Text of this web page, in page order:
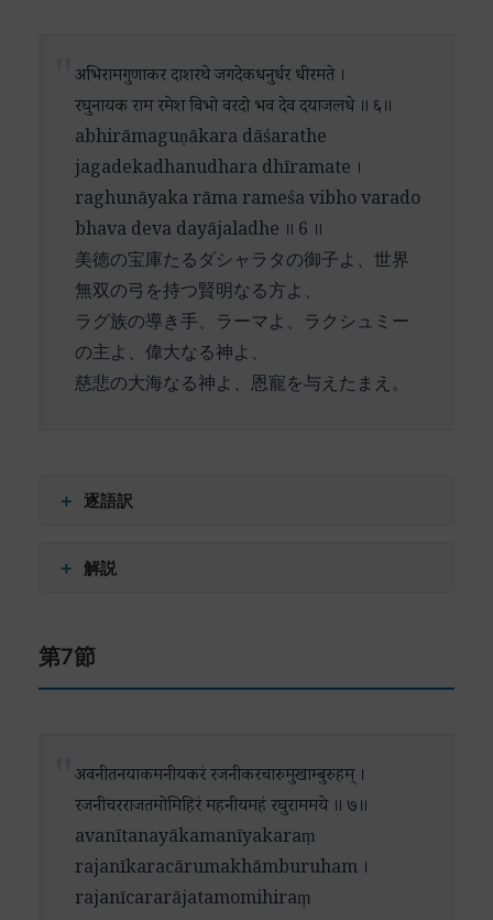
表現です。
この詩節全体を通じて、神の普遍的な慈悲と個人
的な帰依の深さが見事に融合されています。それ
は、形而上学的な真理と人格的な愛の調和を体現
しています。
कोटिसमात् (koṭisamāt) – 幾百万に匹敵する
प्रतिवल्लविका (prativallabhikā) – 牧女たち
अभिमतात् (abhimatāt) – 望まれた
सुखदात् (sukhadāt) – 至福を与える
वसुदेवसुतात् (vasudevasutāt) – ヴァスデーヴァの息子
から
न परं (na paraṃ) – 〜以外に〜ない
कलये (kalaye) – 私は認める
奏でる有名な場面です。その音色は単なる音楽で
はなく、魂を揺さぶる霊的な力を持っています。
「甘美な笛の音色」は、神の呼びかけの象徴とし
て解釈されてきました。
「牧女たち」（ゴーピー）との関係は、神と魂の
神秘的な結合を表現する重要な主題です。ここで
の「愛」は世俗的なものではなく、純粋な魂の憧
憬を表しています。「幾百万の愛神カーマに匹敵
する」という表現は、神の超越的な美しさを示唆
しています。
ーンカタ山の荘厳な主から、愛と美の化身として
この転換は、同一の神的存在の異なる側面を示し
性質の調和が表現されています。
しい特徴の一つを示しています。それは、知性に
よる理解と心情による帰依が分かちがたく結びつ
いていることを教えてくれます。
अभिरामगुणाकर दाशरथे जगदेकधनुर्धर धीरमते ।
रघुनायक राम रमेश विभो वरदो भव देव दयाजलधे ॥ ६॥
abhirāmaguṇākara dāśarathe
jagadekadhanudhara dhīramate ।
raghunāyaka rāma rameśa vibho varado
bhava deva dayājaladhe ॥ 6 ॥
美徳の宝庫たるダシャラタの御子よ、世界
無双の弓を持つ賢明なる方よ、
ラグ族の導き手、ラーマよ、ラクシュミー
の主よ、偉大なる神よ、
慈悲の大海なる神よ、恩寵を与えたまえ。
＋ 逐語訳
अभिराम (abhirāma) – 魅力的な、美しい
जगदेक (jagadeka) – 世界無双の
राम (rāma) – ラーマよ
रमेश (rameśa) – ラクシュミーの主
विभो (vibho) – 偉大なる方よ
वरदो (varado) – 恩寵を与える者
भव (bhava) – なれ
देव (deva) – 神よ
＋ 解説
ラとクリシュナの描写から、ラーマとしての神の
姿へと視点が移っています。これは、同一の最高
ラーマは理想的な王、完璧な人格者として描かれ
る神の化身です。「美徳の宝庫」という表現は、
ラーマの倫理的完全性を表しています。「世界無
双の弓を持つ」という描写は、単なる武勇の誇示
ではなく、正義を守護する力の象徴として理解で
第7節
अवनीतनयाकमनीयकरं रजनीकरचारुमुखाम्बुरुहम् ।
रजनीचरराजतमोमिहिरं महनीयमहं रघुराममये ॥ ७॥
avanītanayākamanīyakaraṃ
rajanīkaracārumakhāmburuham ।
rajanīcararājatamomihiraṃ